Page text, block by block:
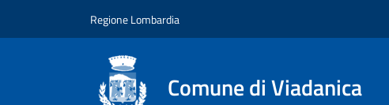
Regione Lombardia
Comune di Viadanica